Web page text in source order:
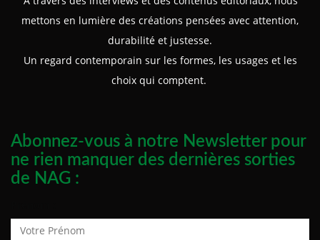
mettons en lumière des créations pensées avec attention,
durabilité et justesse.
Un regard contemporain sur les formes, les usages et les
choix qui comptent.
Abonnez-vous à notre Newsletter pour
ne rien manquer des dernières sorties
de NAG :